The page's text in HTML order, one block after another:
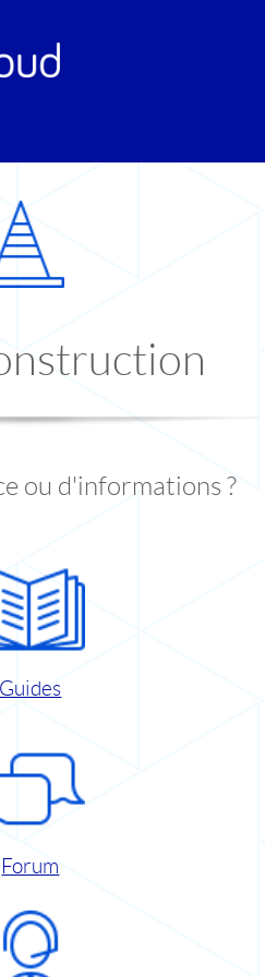
ou d'informations ?
Guides
Forum